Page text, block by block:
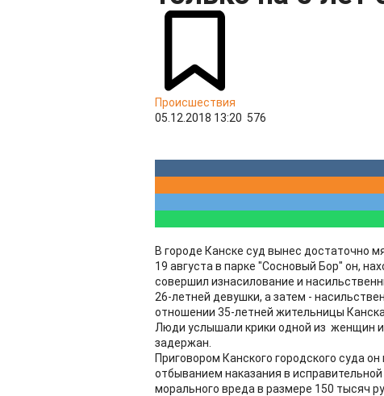
Происшествия
05.12.2018 13:20 576
В городе Канске суд вынес достаточно
19 августа в парке "Сосновый Бор" он,
совершил изнасилование и
26-летней девушки, а затем -
отношении 35-летней жительницы Канска.
Люди услышали крики одной из женщин
задержан.
Приговором Канского городского суда
отбыванием наказания в
морального вреда в размере 150 тысяч